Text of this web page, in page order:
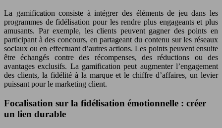
La gamification consiste à intégrer des éléments de jeu dans les
programmes de fidélisation pour les rendre plus engageants et plus
amusants. Par exemple, les clients peuvent gagner des points en
participant à des concours, en partageant du contenu sur les réseaux
sociaux ou en effectuant d’autres actions. Les points peuvent ensuite
être échangés contre des récompenses, des réductions ou des
avantages exclusifs. La gamification peut augmenter l’engagement
des clients, la fidélité à la marque et le chiffre d’affaires, un levier
puissant pour le marketing client.
Focalisation sur la fidélisation émotionnelle : créer
un lien durable